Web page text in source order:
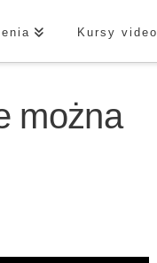
Kursy video
można